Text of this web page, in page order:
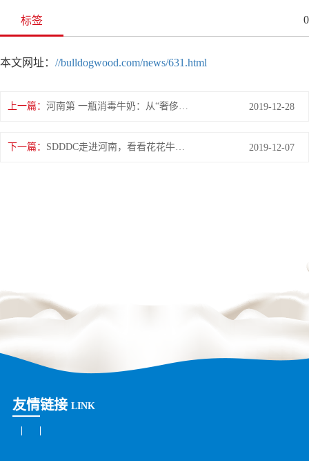
标签 0
本文网址： //bulldogwood.com/news/631.html
上一篇： 河南第 一瓶消毒牛奶：从“奢侈品”到日常饮品 2019-12-28
下一篇： SDDDC走进河南，看看花花牛的国际范儿！ 2019-12-07
友情链接 LINK